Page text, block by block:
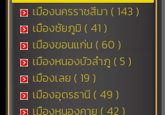
เมืองนครราชสีมา ( 143 )
เมืองชัยภูมิ ( 41 )
เมืองขอนแก่น ( 60 )
เมืองหนองบัวลำภู ( 5 )
เมืองเลย ( 19 )
เมืองอุดรธานี ( 49 )
เมืองหนองคาย ( 42 )